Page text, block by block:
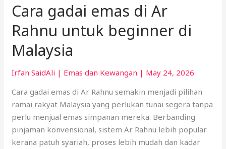
Cara gadai emas di Ar
Rahnu untuk beginner di
Malaysia
Irfan SaidAli | Emas dan Kewangan | May 24, 2026
Cara gadai emas di Ar Rahnu semakin menjadi pilihan
ramai rakyat Malaysia yang perlukan tunai segera tanpa
perlu menjual emas simpanan mereka. Berbanding
pinjaman konvensional, sistem Ar Rahnu lebih popular
kerana patuh syariah, proses lebih mudah dan kadar